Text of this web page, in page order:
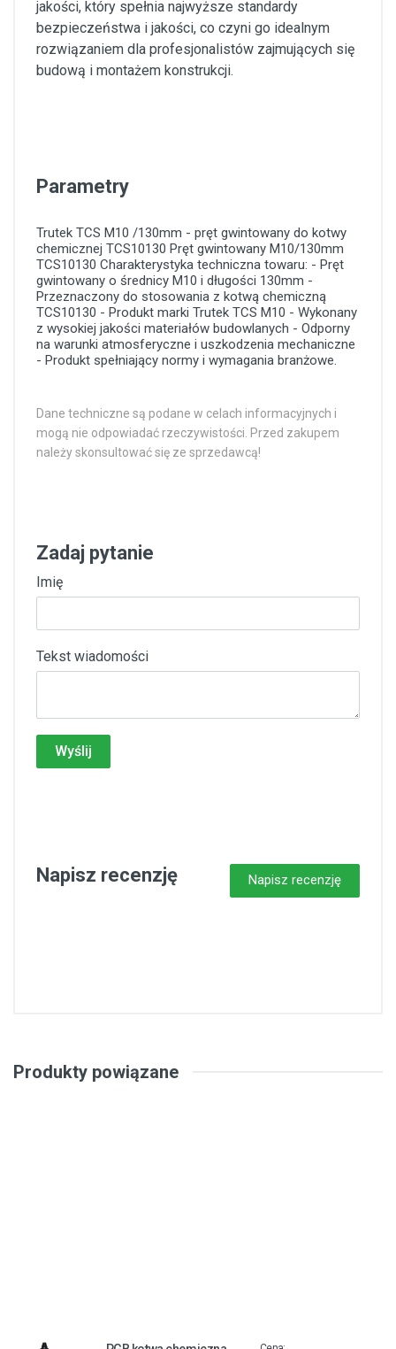
jakości, który spełnia najwyższe standardy
bezpieczeństwa i jakości, co czyni go idealnym
rozwiązaniem dla profesjonalistów zajmujących się
budową i montażem konstrukcji.
Parametry
Trutek TCS M10 /130mm - pręt gwintowany do kotwy
chemicznej TCS10130 Pręt gwintowany M10/130mm
TCS10130 Charakterystyka techniczna towaru: - Pręt
gwintowany o średnicy M10 i długości 130mm -
Przeznaczony do stosowania z kotwą chemiczną
TCS10130 - Produkt marki Trutek TCS M10 - Wykonany
z wysokiej jakości materiałów budowlanych - Odporny
na warunki atmosferyczne i uszkodzenia mechaniczne
- Produkt spełniający normy i wymagania branżowe.
Dane techniczne są podane w celach informacyjnych i
mogą nie odpowiadać rzeczywistości. Przed zakupem
należy skonsultować się ze sprzedawcą!
Zadaj pytanie
Imię
Tekst wiadomości
Wyślij
Napisz recenzję Napisz recenzję
Produkty powiązane